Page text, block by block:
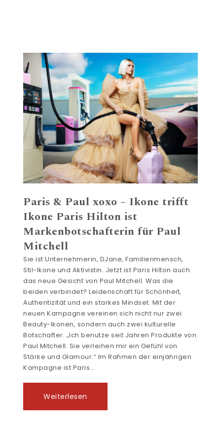
Paris & Paul xoxo – Ikone trifft
Ikone Paris Hilton ist
Markenbotschafterin für Paul
Mitchell
Sie ist Unternehmerin, DJane, Familienmensch,
Stil-Ikone und Aktivistin. Jetzt ist Paris Hilton auch
das neue Gesicht von Paul Mitchell. Was die
beiden verbindet? Leidenschaft für Schönheit,
Authentizität und ein starkes Mindset. Mit der
neuen Kampagne vereinen sich nicht nur zwei
Beauty-Ikonen, sondern auch zwei kulturelle
Botschafter. „Ich benutze seit Jahren Produkte von
Paul Mitchell. Sie verleihen mir ein Gefühl von
Stärke und Glamour.“ Im Rahmen der einjährigen
Kampagne ist Paris…
Weiterlesen